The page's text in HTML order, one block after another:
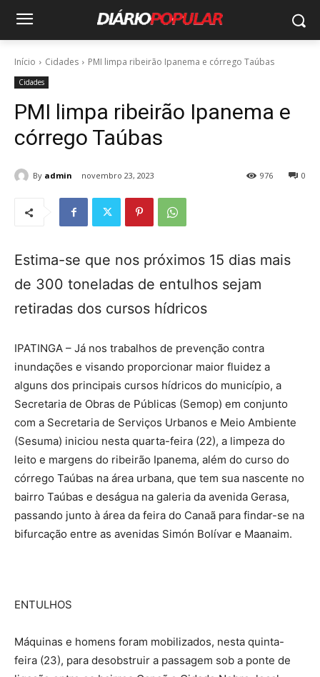
Início Cidades PMI limpa ribeirão Ipanema e córrego Taúbas
Cidades
PMI limpa ribeirão Ipanema e
córrego Taúbas
By admin novembro 23, 2023 0
976
Estima-se que nos próximos 15 dias mais
de 300 toneladas de entulhos sejam
retiradas dos cursos hídricos
IPATINGA – Já nos trabalhos de prevenção contra
inundações e visando proporcionar maior fluidez a
alguns dos principais cursos hídricos do município, a
Secretaria de Obras de Públicas (Semop) em conjunto
com a Secretaria de Serviços Urbanos e Meio Ambiente
(Sesuma) iniciou nesta quarta-feira (22), a limpeza do
leito e margens do ribeirão Ipanema, além do curso do
córrego Taúbas na área urbana, que tem sua nascente no
bairro Taúbas e deságua na galeria da avenida Gerasa,
passando junto à área da feira do Canaã para findar-se na
bifurcação entre as avenidas Simón Bolívar e Maanaim.
ENTULHOS
Máquinas e homens foram mobilizados, nesta quinta-
feira (23), para desobstruir a passagem sob a ponte de